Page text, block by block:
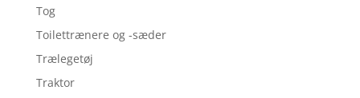
Tog
Toilettrænere og -sæder
Trælegetøj
Traktor